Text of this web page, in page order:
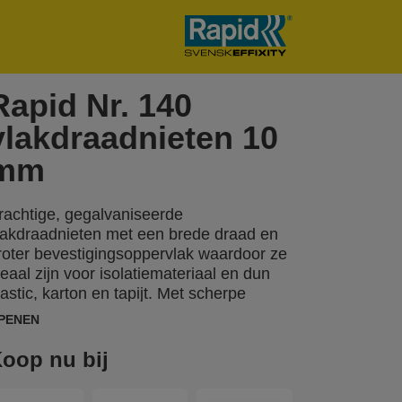
Nr. 140
10
gegalvaniseerde
met een brede draad en
bevestigingsoppervlak waardoor ze
zijn voor isolatiemateriaal en dun
karton en tapijt. Met scherpe
voor optimale penetratie. Ook
nu bij